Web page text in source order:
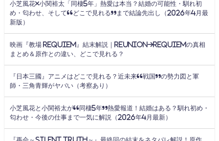
小芝風花×小関裕太「同棲5年」熱愛は本当？結婚の可能性・馴れ初
め・匂わせ、そして“どこで見れる”まで結論先出し（2026年4月最
新版）
映画『教場 Requiem』結末解説｜Reunion→Requiemの真相
まとめ＆原作との違い、どこで見れる？
『日本三國』アニメはどこで見れる？近未来“戦国”の勢力図と軍
師・三角青輝がヤバい（考察あり）
小芝風花と小関裕太が“同棲5年”熱愛報道！結婚はある？馴れ初め・
匂わせ・今後の仕事まで一気に解説（2026年4月最新）